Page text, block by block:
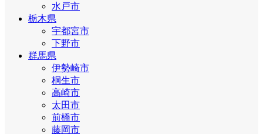
水戸市
栃木県
宇都宮市
下野市
群馬県
伊勢崎市
桐生市
高崎市
太田市
前橋市
藤岡市